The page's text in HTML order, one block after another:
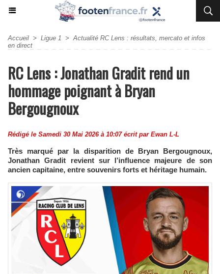
Accueil > Ligue 1 > Actualité RC Lens : résultats, mercato et infos
en direct
RC Lens : Jonathan Gradit rend un
hommage poignant à Bryan
Bergougnoux
Rédigé le Samedi 30 Mai 2026 à 10:07 écrit par Ewan L-L
Très marqué par la disparition de Bryan Bergougnoux,
Jonathan Gradit revient sur l’influence majeure de son
ancien capitaine, entre souvenirs forts et héritage humain.